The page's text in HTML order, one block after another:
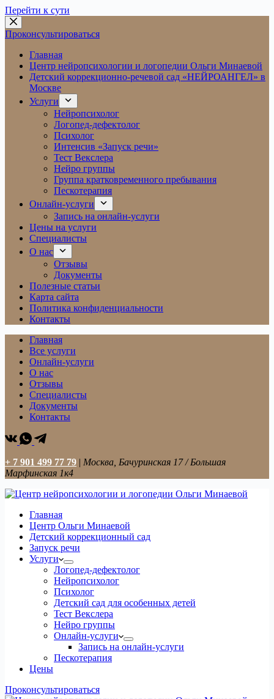
Перейти к сути
Проконсультироваться
Главная
Центр нейропсихологии и логопедии Ольги Минаевой
Детский коррекционно-речевой сад «НЕЙРОАНГЕЛ» в
Москве
Услуги
Нейропсихолог
Логопед-дефектолог
Психолог
Интенсив «Запуск речи»
Тест Векслера
Нейро группы
Группа кратковременного пребывания
Пескотерапия
Онлайн-услуги
Запись на онлайн-услуги
Цены на услуги
Специалисты
О нас
Отзывы
Документы
Полезные статьи
Карта сайта
Политика конфиденциальности
Контакты
Главная
Все услуги
Онлайн-услуги
О нас
Отзывы
Специалисты
Документы
Контакты
+ 7 901 499 77 79 | Москва, Бачуринская 17 / Большая
Марфинская 1к4
Главная
Центр Ольги Минаевой
Детский коррекционный сад
Запуск речи
Услуги
Логопед-дефектолог
Нейропсихолог
Психолог
Детский сад для особенных детей
Тест Векслера
Нейро группы
Онлайн-услуги
Запись на онлайн-услуги
Пескотерапия
Цены
Проконсультироваться